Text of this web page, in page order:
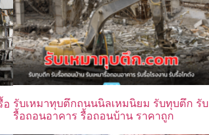
อ รับเหมาทุบตึกถนนนิลเหมนิยม รับทุบตึก รับ
รื้อถอนอาคาร รื้อถอนบ้าน ราคาถูก